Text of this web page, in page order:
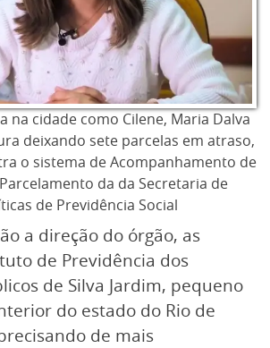
na cidade como Cilene, Maria Dalva
deixando sete parcelas em atraso,
o sistema de Acompanhamento de
da da Secretaria de
de Previdência Social
a direção do órgão, as
de Previdência dos
de Silva Jardim, pequeno
do estado do Rio de
de mais